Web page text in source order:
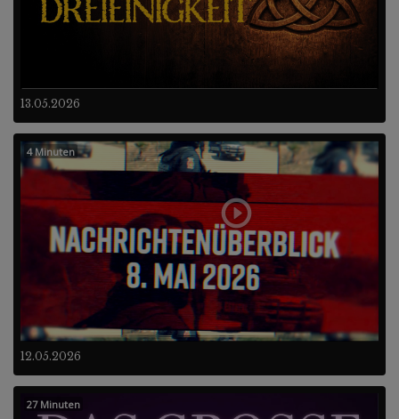
13.05.2026
12.05.2026
4 Minuten
27 Minuten